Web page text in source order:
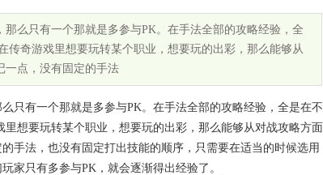
么只有一个那就是多参与PK。在手法全部的攻略经验，全
传奇游戏里想要玩转某个职业，想要玩的出彩，那么能够从
一点，没有固定的手法
只有一个那就是多参与PK。在手法全部的攻略经验，全是在不
想要玩转某个职业，想要玩的出彩，那么能够从对战攻略方面
手法，也没有固定打出技能的顺序，只需要在适当的时候选用
家只有多参与PK，就会逐渐得出经验了。